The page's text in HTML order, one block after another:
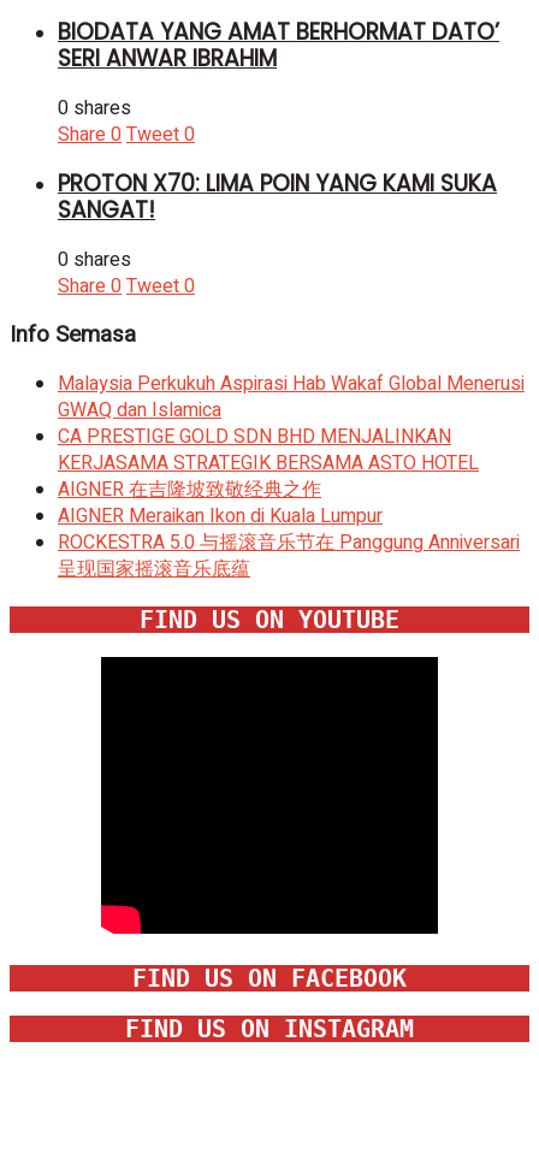
BIODATA YANG AMAT BERHORMAT DATO’
SERI ANWAR IBRAHIM
0 shares
Share0Tweet0
PROTON X70: LIMA POIN YANG KAMI SUKA
SANGAT!
0 shares
Share0Tweet0
Info Semasa
Malaysia Perkukuh Aspirasi Hab Wakaf Global Menerusi
GWAQ dan Islamica
CA PRESTIGE GOLD SDN BHD MENJALINKAN
KERJASAMA STRATEGIK BERSAMA ASTO HOTEL
AIGNER 在吉隆坡致敬经典之作
AIGNER Meraikan Ikon di Kuala Lumpur
ROCKESTRA 5.0 与摇滚音乐节在 Panggung Anniversari
呈现国家摇滚音乐底蕴
FIND US ON YOUTUBE
FIND US ON FACEBOOK
FIND US ON INSTAGRAM